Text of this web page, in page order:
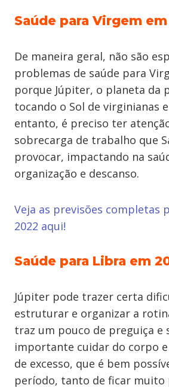
Saúde para Virgem
De maneira geral, não são
problemas de saúde para
porque Júpiter, o planeta da
tocando o Sol de virginianas
entanto, é preciso ter
sobrecarga de trabalho que
provocar, impactando na
organização e descanso.
Veja as previsões completas
2022 aqui!
Saúde para Libra em
Júpiter pode trazer certa
estruturar e organizar a
traz um pouco de preguiça e
importante cuidar do corpo
de excesso, que é bem
período, tanto de ficar muito